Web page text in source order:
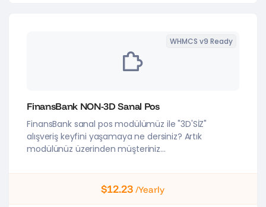
WHMCS v9 Ready
FinansBank NON-3D Sanal Pos
FinansBank sanal pos modülümüz ile "3D'SİZ"
alışveriş keyfini yaşamaya ne dersiniz? Artık
modülünüz üzerinden müşteriniz...
$12.23 /Yearly